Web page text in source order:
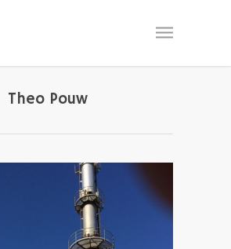
Theo Pouw